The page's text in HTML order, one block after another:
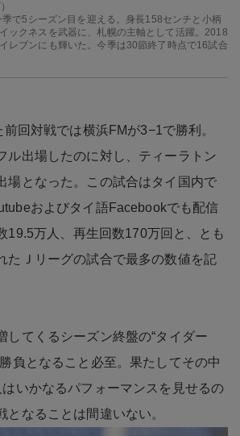
で5シーズン目を迎える。身長158センチと小柄
ックネスを武器に、札幌の主軸として活躍。2018
レブンにも輝いた。今季は30節終了時点で16試合
回対戦では横浜FMが3−1で勝利。
ル出場したのに対し、ティーラトン
場となった。この試合はタイ国内で
およびタイ語Facebookでも配信
19.5万人、再生回数170万回と、とも
たＪリーグの試合で最多の数値を記
してくるシーズン終盤の“タイダー
負となること必至。果たしてその中
いかなるパフォーマンスを見せるの
となることは間違いない。